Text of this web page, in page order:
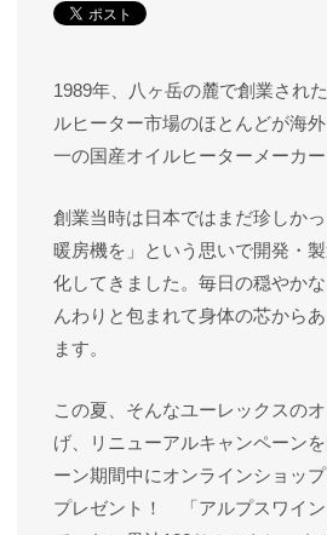
1989年、八ヶ岳の麓で創業され
ルヒーター市場のほとんどが海
一の国産オイルヒーターメーカ
創業当時は日本ではまだ珍しか
暖房機を」という思いで開発・
化してきました。毎日の穏やか
んわりと包まれて身体の芯から
ます。
この夏、そんなユーレックスの
げ、リニューアルキャンペーン
ーン期間中にオンラインショッ
プレゼント！ 「アルプスワイ